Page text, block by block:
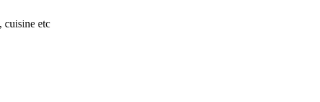
cuisine etc